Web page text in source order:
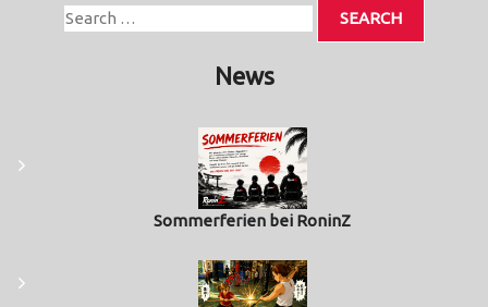
News
Sommerferien bei RoninZ